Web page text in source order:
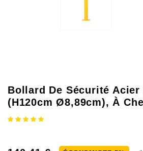
Bollard De Sécurité Acier
(H120cm Ø8,89cm), À